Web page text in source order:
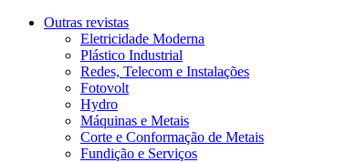
Outras revistas
Eletricidade Moderna
Plástico Industrial
Redes, Telecom e Instalações
Fotovolt
Hydro
Máquinas e Metais
Corte e Conformação de Metais
Fundição e Serviços